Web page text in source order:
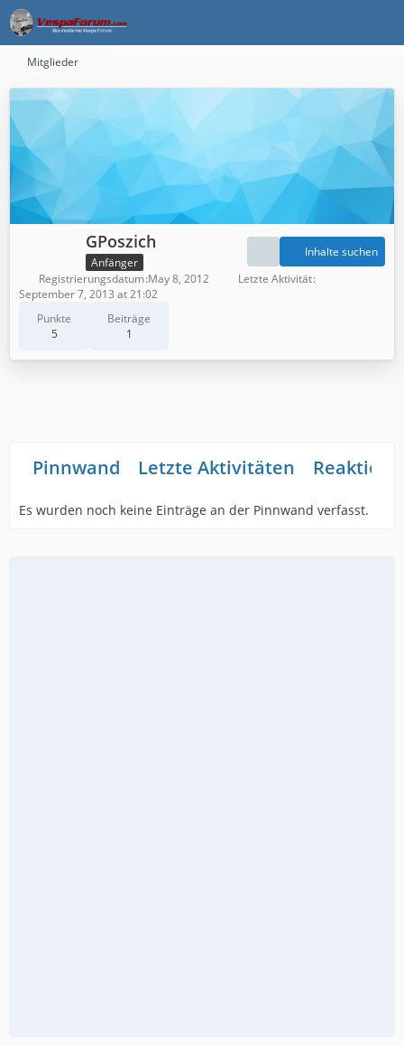
Mitglieder
GPoszich
Anfänger
Punkte
5
Beiträge
1
Inhalte suchen
Registrierungsdatum May 8, 2012
Letzte Aktivität
September 7, 2013 at 21:02
Pinnwand Letzte Aktivitäten
Es wurden noch keine Einträge an der Pinnwand verfasst.